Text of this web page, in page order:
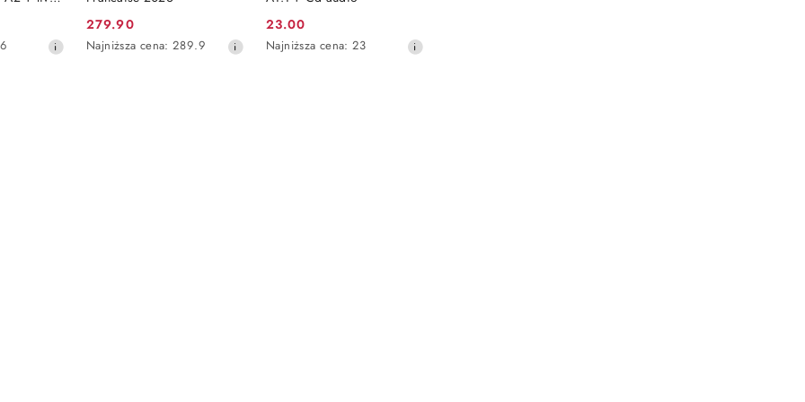
Cena
promocyjna:
279.90
Najniższa
Najniższa cena: 289.9
Cena
promocyjna:
23.00
Najniższa
Najniższa cena: 23